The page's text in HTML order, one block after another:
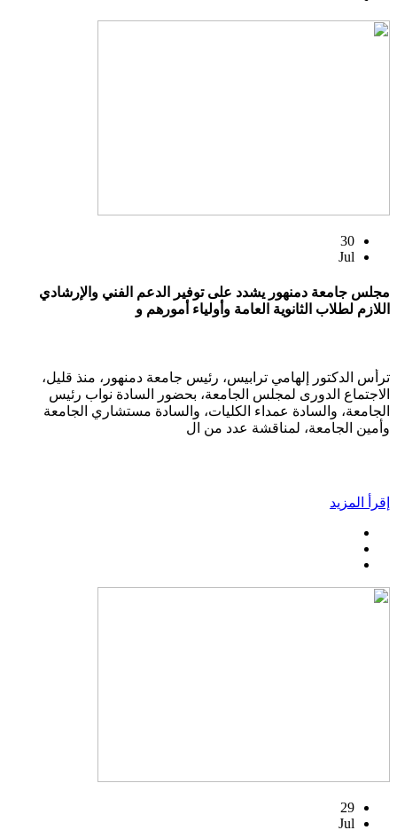
30
Jul
مجلس جامعة دمنهور يشدد على توفير الدعم الفني والإرشادي
اللازم لطلاب الثانوية العامة وأولياء أمورهم و
ترأس الدكتور إلهامي ترابيس، رئيس جامعة دمنهور، منذ قليل،
الاجتماع الدورى لمجلس الجامعة، بحضور السادة نواب رئيس
الجامعة، والسادة عمداء الكليات، والسادة مستشاري الجامعة
وأمين الجامعة، لمناقشة عدد من ال
إقرأ المزيد
29
Jul